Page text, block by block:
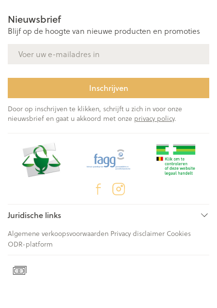
Nieuwsbrief
Blijf op de hoogte van nieuwe producten en promoties
Inschrijven
Door op inschrijven te klikken, schrijft u zich in voor onze
nieuwsbrief en gaat u akkoord met onze privacy policy.
Juridische links
Algemene verkoopsvoorwaarden Privacy disclaimer Cookies
ODR-platform